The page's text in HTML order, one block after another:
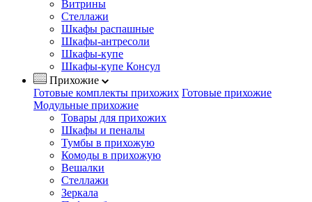
Витрины
Стеллажи
Шкафы распашные
Шкафы-антресоли
Шкафы-купе
Шкафы-купе Консул
Прихожие
Готовые комплекты прихожих Готовые прихожие
Модульные прихожие
Товары для прихожих
Шкафы и пеналы
Тумбы в прихожую
Комоды в прихожую
Вешалки
Стеллажи
Зеркала